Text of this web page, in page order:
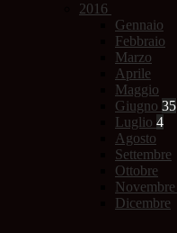
2016
Gennaio
Febbraio
Marzo
Aprile
Maggio
Giugno 35
Luglio 4
Agosto
Settembre
Ottobre
Novembre
Dicembre